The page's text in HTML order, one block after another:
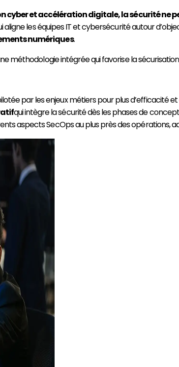
cyber et accélération digitale, la sécurité ne
les équipes IT et cybersécurité autour
numériques.
méthodologie intégrée qui favorise la
par les enjeux métiers pour plus d’efficacité
qui intègre la sécurité dès les phases de
aspects SecOps au plus près des